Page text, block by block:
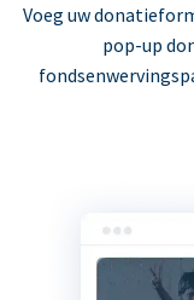
Voeg uw
pop-up